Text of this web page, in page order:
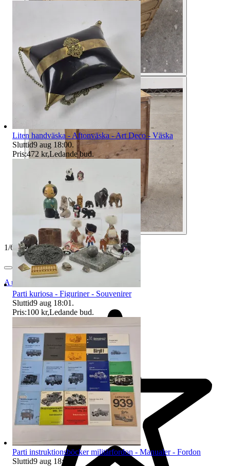
1/6
Auktionsbyra
Liten handväska - Aftonväska - Art Deco - Väska
Sluttid9 aug 18:00.
Pris:472 kr,Ledande bud.
Parti kuriosa - Figuriner - Souvenirer
Sluttid9 aug 18:01 .
Pris:100 kr,Ledande bud.
Parti instruktionsböcker militärfordon - Manualer - Fordon
Sluttid9 aug 18:02